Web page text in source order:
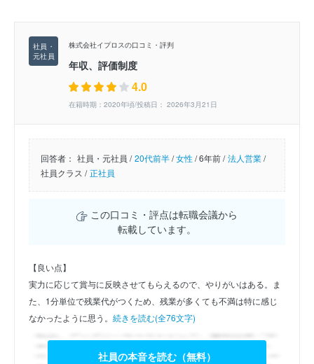
株式会社イプロスの口コミ・評判
年収、評価制度
4.0
在籍時期：2020年頃/投稿日： 2026年3月21日
回答者： 社員・元社員 / 20代前半/女性/6年前 / 法人営業/
社員クラス / 正社員
この口コミ・評点は転職会議から
転載しています。
【良い点】
実力に応じて賞与に反映させてもらえるので、やりがいはある。ま
た、1分単位で残業代がつくため、残業が多くても不満は特に感じ
なかったように思う。 続きを読む(全76文字)
社員の本音を読む（無料）